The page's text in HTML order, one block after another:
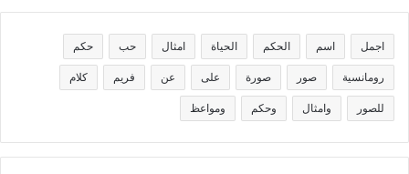
اجمل اسم الحكم الحياة امثال حب حكم
رومانسية صور صورة على عن فريم كلام
للصور وامثال وحكم ومواعظ